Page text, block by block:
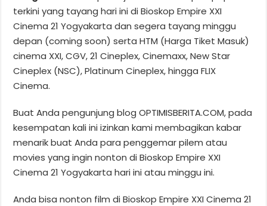
terkini yang tayang hari ini di Bioskop Empire XXI
Cinema 21 Yogyakarta dan segera tayang minggu
depan (coming soon) serta HTM (Harga Tiket Masuk)
cinema XXI, CGV, 21 Cineplex, Cinemaxx, New Star
Cineplex (NSC), Platinum Cineplex, hingga FLIX
Cinema.
Buat Anda pengunjung blog OPTIMISBERITA.COM, pada
kesempatan kali ini izinkan kami membagikan kabar
menarik buat Anda para penggemar pilem atau
movies yang ingin nonton di Bioskop Empire XXI
Cinema 21 Yogyakarta hari ini atau minggu ini.
Anda bisa nonton film di Bioskop Empire XXI Cinema 21